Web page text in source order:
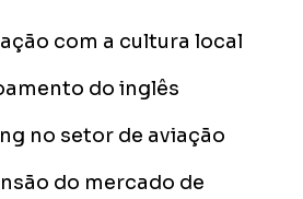
com a cultura local
do inglês
no setor de aviação
do mercado de